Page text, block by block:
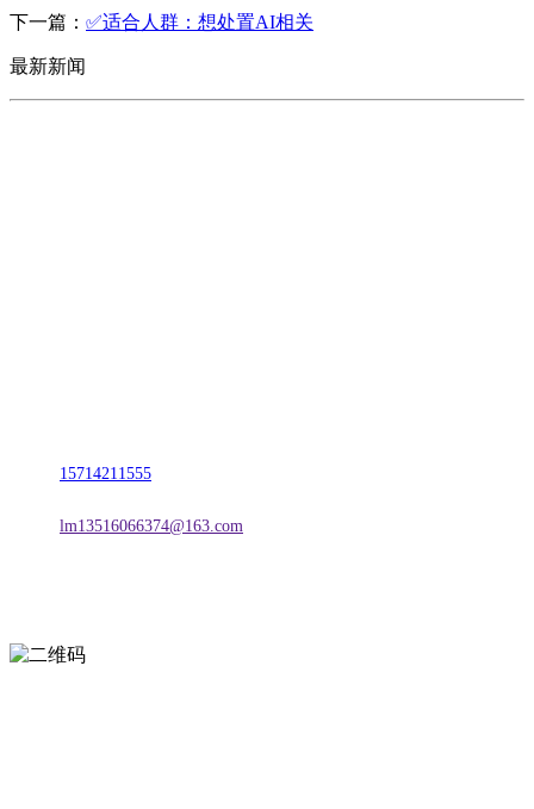
下一篇： ✅适合人群：想处置AI相关
最新新闻
15714211555
lm13516066374@163.com